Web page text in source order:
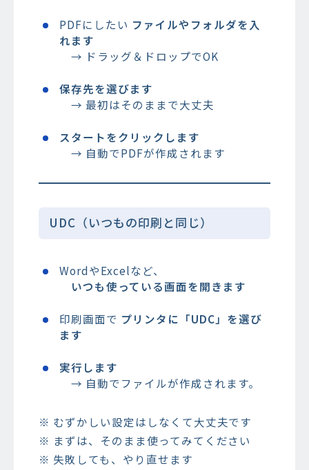
PDFにしたい ファイルやフォルダを入
れます
→ ドラッグ＆ドロップでOK
保存先を選びます
→ 最初はそのままで大丈夫
スタートをクリックします
→ 自動でPDFが作成されます
UDC（いつもの印刷と同じ）
WordやExcelなど、
いつも使っている画面を開きます
印刷画面で プリンタに「UDC」を選び
ます
実行します
→ 自動でファイルが作成されます。
※ むずかしい設定はしなくて大丈夫です
※ まずは、そのまま使ってみてください
※ 失敗しても、やり直せます